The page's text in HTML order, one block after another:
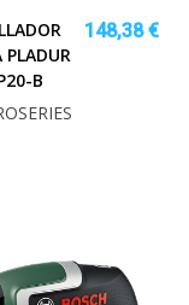
PLADUR
B
148,38 €